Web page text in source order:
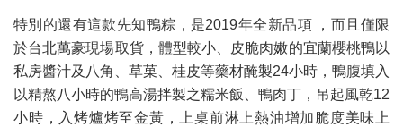
特別的還有這款先知鴨粽，是2019年全新品項 ，而且僅限
於台北萬豪現場取貨，體型較小、皮脆肉嫩的宜蘭櫻桃鴨以
私房醬汁及八角、草菓、桂皮等藥材醃製24小時，鴨腹填入
以精熬八小時的鴨高湯拌製之糯米飯、鴨肉丁，吊起風乾12
小時，入烤爐烤至金黃，上桌前淋上熱油增加脆度美味上